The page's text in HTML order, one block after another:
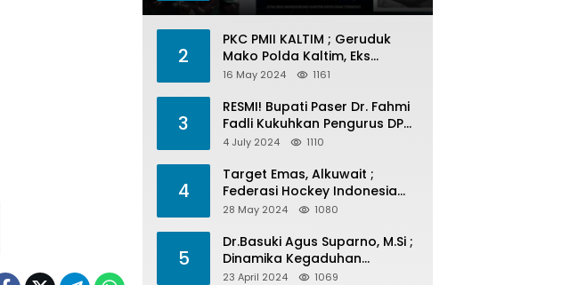
2
PKC PMII KALTIM ; Geruduk
Mako Polda Kaltim, Eks
Lubang Tambang Banyak
16 May 2024 1161
3
RESMI! Bupati Paser Dr. Fahmi
Fadli Kukuhkan Pengurus DPP
LAP 2024-2029
4 July 2024 1110
4
Target Emas, Alkuwait ;
Federasi Hockey Indonesia
Kota Balikpapan Siap Menjadi
28 May 2024 1080
5
Dr.Basuki Agus Suparno, M.Si ;
Dinamika Kegaduhan
Komunikasi Politik Jelang
23 April 2024 1069